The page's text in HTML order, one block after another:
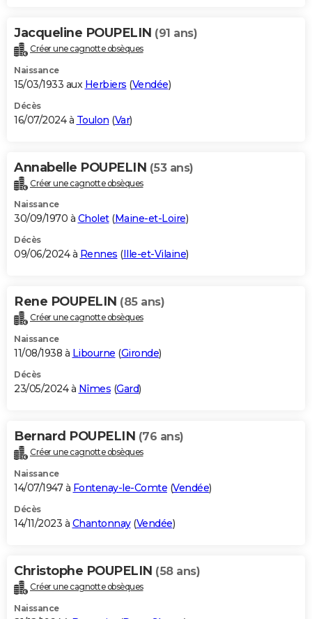
Jacqueline POUPELIN (91 ans)
Créer une cagnotte obsèques
Naissance
15/03/1933 aux Herbiers (Vendée)
Décès
16/07/2024 à Toulon (Var)
Annabelle POUPELIN (53 ans)
Créer une cagnotte obsèques
Naissance
30/09/1970 à Cholet(Maine-et-Loire)
Décès
09/06/2024 à Rennes (Ille-et-Vilaine)
Rene POUPELIN (85 ans)
Créer une cagnotte obsèques
Naissance
11/08/1938 à Libourne (Gironde)
Décès
23/05/2024 à Nîmes (Gard)
Bernard POUPELIN (76 ans)
Créer une cagnotte obsèques
Naissance
14/07/1947 à Fontenay-le-Comte (Vendée)
Décès
14/11/2023 à Chantonnay(Vendée)
Christophe POUPELIN (58 ans)
Créer une cagnotte obsèques
Naissance